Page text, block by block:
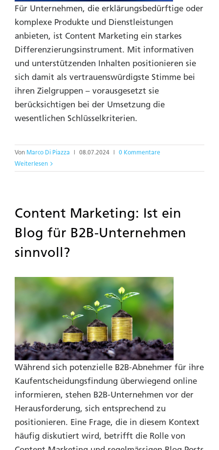
Für Unternehmen, die erklärungsbedürftige oder
komplexe Produkte und Dienstleistungen
anbieten, ist Content Marketing ein starkes
Differenzierungsinstrument. Mit informativen
und unterstützenden Inhalten positionieren sie
sich damit als vertrauenswürdigste Stimme bei
ihren Zielgruppen – vorausgesetzt sie
berücksichtigen bei der Umsetzung die
wesentlichen Schlüsselkriterien.
Von Marco Di Piazza 08.07.2024
0 Kommentare
Weiterlesen
Content Marketing: Ist ein
Blog für B2B-Unternehmen
sinnvoll?
Während sich potenzielle B2B-Abnehmer für ihre
Kaufentscheidungsfindung überwiegend online
informieren, stehen B2B-Unternehmen vor der
Herausforderung, sich entsprechend zu
positionieren. Eine Frage, die in diesem Kontext
häufig diskutiert wird, betrifft die Rolle von